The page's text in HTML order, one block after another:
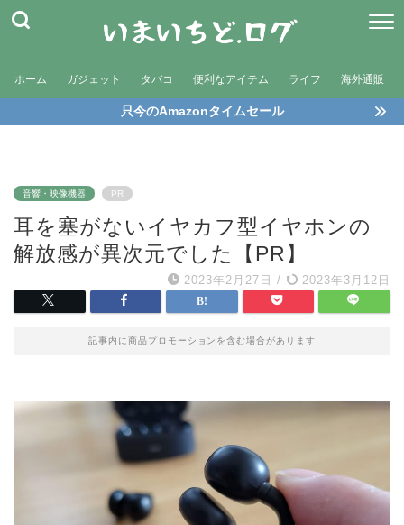
ホーム ガジェット タバコ 便利なアイテム ライフ 海外通販
只今のAmazonタイムセール
音響・映像機器 PR
耳を塞がないイヤカフ型イヤホンの
解放感が異次元でした【PR】
2023年2月27日 / 2023年3月12日
記事内に商品プロモーションを含む場合があります